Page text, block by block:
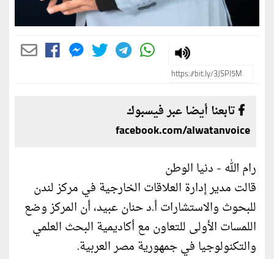
تابعنا أيضا عبر فيسبوك
facebook.com/alwatanvoice
رام الله - دنيا الوطن
قالت مدير إدارة العلاقات الخارجية في مركز لندن
للبحوث والاستشارات أ.د حنان عبيد، أن المركز وضع
اللمسات الأولى للتعاون مع أكاديمية البحث العلمي
والتكنولوجيا في جمهورية مصر العربية.